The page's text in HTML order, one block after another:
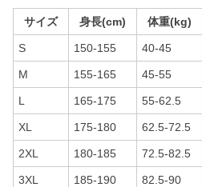
サイズ 身長(cm) 体重(kg)
S 150-155 40-45
M 155-165 45-55
L 165-175 55-62.5
XL 175-180 62.5-72.5
2XL 180-185 72.5-82.5
3XL 185-190 82.5-90